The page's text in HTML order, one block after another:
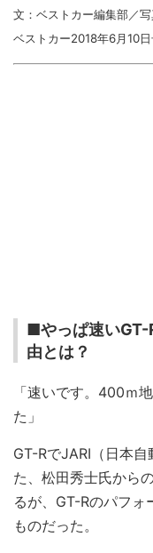
文：ベストカー編集部／
ベストカー2018年6月10
■やっぱ速い
由とは？
「速いです。400ｍ
た」
GT-RでJARI（日本
た、松田秀士氏から
るが、GT-Rのパフォ
ものだった。